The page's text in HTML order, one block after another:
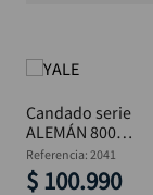
Candado serie
ALEMÁN 800
intemperie 50 mm
YALE
Referencia: 2041
$ 100.990